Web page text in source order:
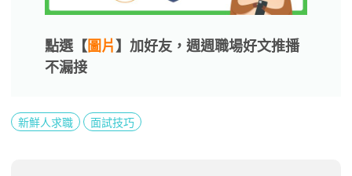
點選【 圖片 】加好友，週週職場好文推播
不漏接
新鮮人求職 面試技巧